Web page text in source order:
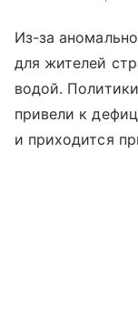
Из-за
для жителей
водой.
привели к
и приходится